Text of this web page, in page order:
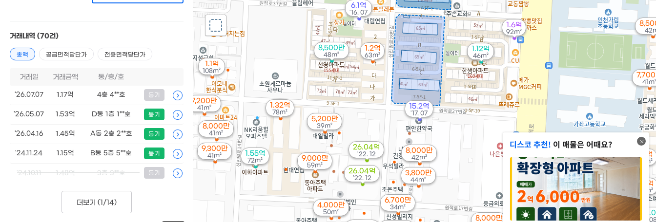
9,000만
59m²
4,000만
50m²
1.12억
46m²
1.32억
78m²
8,000만
41m²
7,200만
41m²
1.1억
108m²
8,500만
48m²
7,700
41m²
8,000만
42m²
1.55억
72m²
8,000만
9,300만
41m²
5,200만
39m²
3,800만
44m²
6,700만
34m²
26.04억
'22. 12
26.04억
'22. 12
1.2억
63m²
1.6억
92m²
1.2억
56m²
1.9억
81m²
15.2억
'17. 07
6.1억
'16. 07
디스코 추천! 이 매물은 어때요?
거래내역 (70건)
총액 공급면적당단가 전용면적당단가
거래일 거래금액 동/층/호
'26.07.07 1.17억 4층 4**호 등기
'26.05.07 1.53억 D동 1층 1**호 등기
'26.04.16 1.45억 A동 2층 2**호 등기
'24.11.24 1.15억 B동 5층 5**호 등기
'24.10.11 1.48억 3층 3**호 등기
더보기 (1/14)